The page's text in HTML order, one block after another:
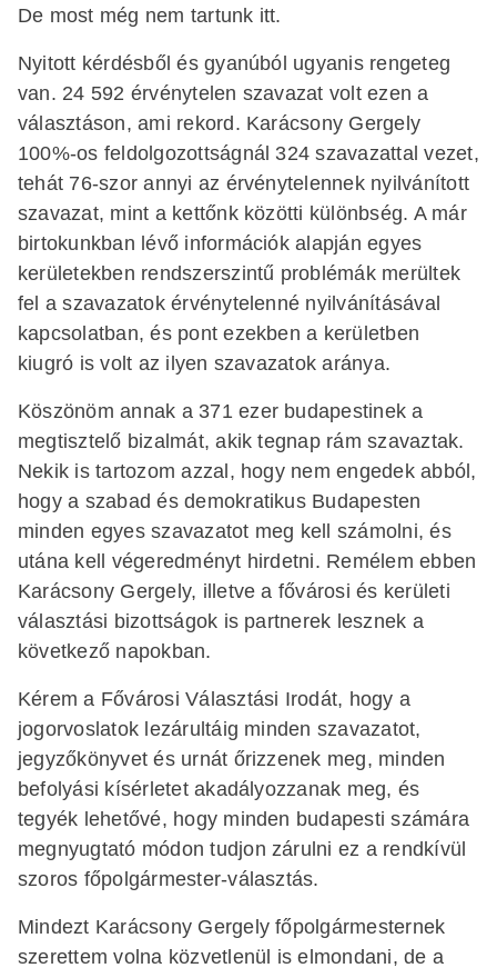
De most még nem tartunk itt.
Nyitott kérdésből és gyanúból ugyanis rengeteg
van. 24 592 érvénytelen szavazat volt ezen a
választáson, ami rekord. Karácsony Gergely
100%-os feldolgozottságnál 324 szavazattal vezet,
tehát 76-szor annyi az érvénytelennek nyilvánított
szavazat, mint a kettőnk közötti különbség. A már
birtokunkban lévő információk alapján egyes
kerületekben rendszerszintű problémák merültek
fel a szavazatok érvénytelenné nyilvánításával
kapcsolatban, és pont ezekben a kerületben
kiugró is volt az ilyen szavazatok aránya.
Köszönöm annak a 371 ezer budapestinek a
megtisztelő bizalmát, akik tegnap rám szavaztak.
Nekik is tartozom azzal, hogy nem engedek abból,
hogy a szabad és demokratikus Budapesten
minden egyes szavazatot meg kell számolni, és
utána kell végeredményt hirdetni. Remélem ebben
Karácsony Gergely, illetve a fővárosi és kerületi
választási bizottságok is partnerek lesznek a
következő napokban.
Kérem a Fővárosi Választási Irodát, hogy a
jogorvoslatok lezárultáig minden szavazatot,
jegyzőkönyvet és urnát őrizzenek meg, minden
befolyási kísérletet akadályozzanak meg, és
tegyék lehetővé, hogy minden budapesti számára
megnyugtató módon tudjon zárulni ez a rendkívül
szoros főpolgármester-választás.
Mindezt Karácsony Gergely főpolgármesternek
szerettem volna közvetlenül is elmondani, de a